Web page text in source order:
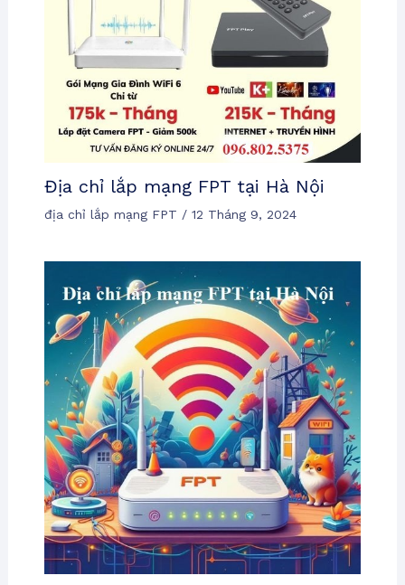
Địa chỉ lắp mạng FPT tại Hà Nội
địa chỉ lắp mạng FPT / 12 Tháng 9, 2024